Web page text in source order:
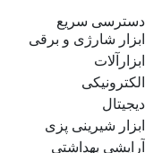
دسترسی سریع
ابزار شارژی و برقی
ابزارآلات
الکترونیکی
دیجیتال
ابزار شیرینی پزی
آرایشی بهداشتی